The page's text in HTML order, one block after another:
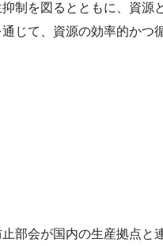
制を図るとともに、資
じて、資源の効率的かつ
部会が国内の生産拠点